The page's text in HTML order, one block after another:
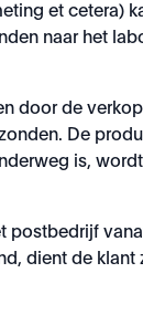
et cetera)
naar het
de
De
is,
dient de